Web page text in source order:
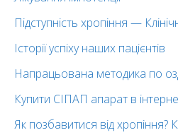
Підступність хропіння —
Історії успіху наших пацієнтів
Напрацьована методика по
Купити СІПАП апарат в
Як позбавитися від хропіння?